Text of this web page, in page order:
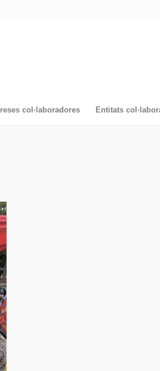
col·laboradores Entitats